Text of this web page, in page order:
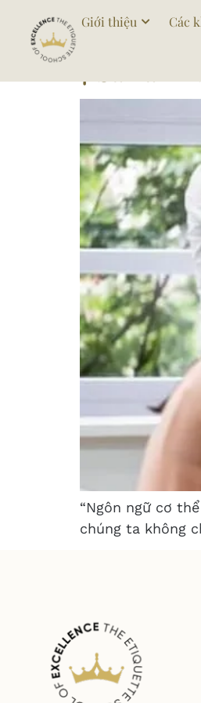
Giới thiệu Các
Tag:
“Ngôn ngữ cơ
chúng ta không